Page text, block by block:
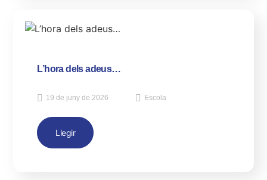
L’hora dels adeus…
19 de juny de 2026 Escola
Llegir